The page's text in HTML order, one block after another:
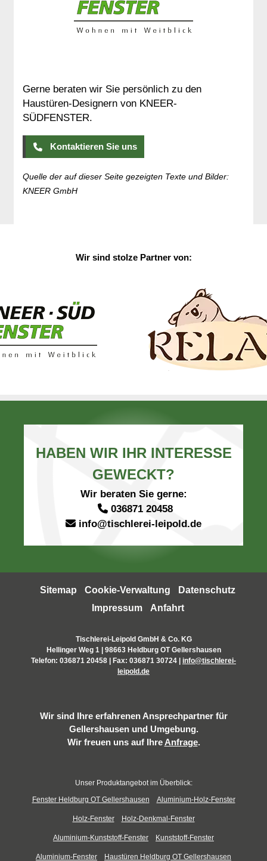
Gerne beraten wir Sie persönlich zu den
Haustüren-Designern von KNEER-
SÜDFENSTER.
Kontaktieren Sie uns
Quelle der auf dieser Seite gezeigten Texte und Bilder:
KNEER GmbH
Wir sind stolze Partner von:
HABEN WIR IHR INTERESSE
GEWECKT?
Wir beraten Sie gerne:
036871 20458
info@tischlerei-leipold.de
Sitemap Cookie-Verwaltung
Datenschutz
Impressum
Anfahrt
Tischlerei-Leipold GmbH & Co. KG
Hellinger Weg 1 | 98663 Heldburg OT Gellershausen
Telefon: 036871 20458 | Fax: 036871 30724 | info@tischlerei-
leipold.de
Wir sind Ihre erfahrenen Ansprechpartner für
Gellershausen und Umgebung.
Wir freuen uns auf Ihre Anfrage.
Unser Produktangebot im Überblick:
Fenster Heldburg OT Gellershausen
Aluminium-Holz-Fenster
Holz-Fenster Holz-Denkmal-Fenster
Aluminium-Kunststoff-Fenster Kunststoff-Fenster
Aluminium-Fenster Haustüren Heldburg OT Gellershausen